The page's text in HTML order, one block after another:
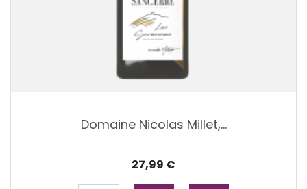
Domaine Nicolas Millet,...
Prijs
27,99 €